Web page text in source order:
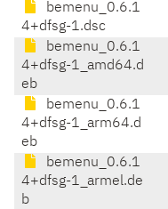
bemenu_0.6.1
4+dfsg-1.dsc
bemenu_0.6.1
4+dfsg-1_amd64.d
eb
bemenu_0.6.1
4+dfsg-1_arm64.d
eb
bemenu_0.6.1
4+dfsg-1_armel.de
b